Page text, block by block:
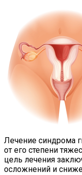
Лечение синдрома
от его степени
цель лечения
осложнений и